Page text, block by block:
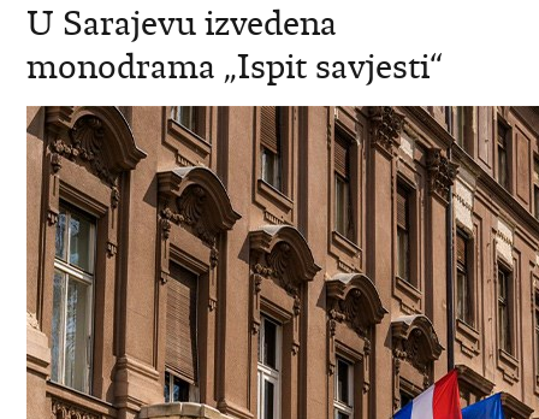
U Sarajevu izvedena
monodrama „Ispit savjesti“